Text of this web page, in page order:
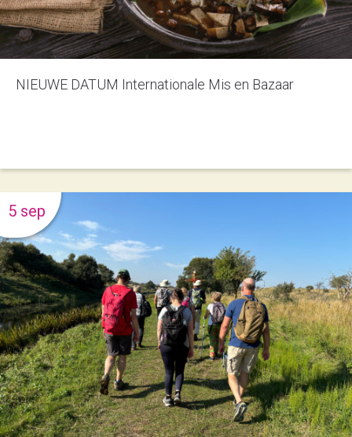
NIEUWE DATUM Internationale Mis en Bazaar
5 sep